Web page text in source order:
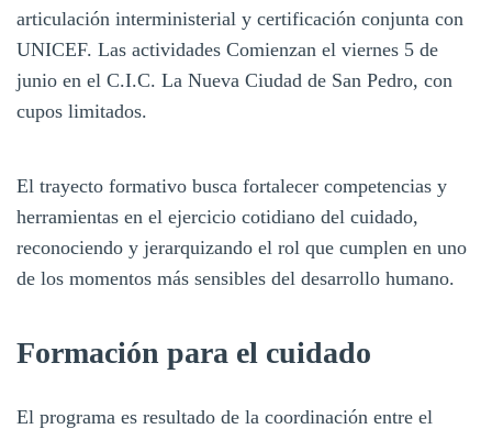
articulación interministerial y certificación conjunta con
UNICEF. Las actividades Comienzan el viernes 5 de
junio en el C.I.C. La Nueva Ciudad de San Pedro, con
cupos limitados.
El trayecto formativo busca fortalecer competencias y
herramientas en el ejercicio cotidiano del cuidado,
reconociendo y jerarquizando el rol que cumplen en uno
de los momentos más sensibles del desarrollo humano.
Formación para el cuidado
El programa es resultado de la coordinación entre el